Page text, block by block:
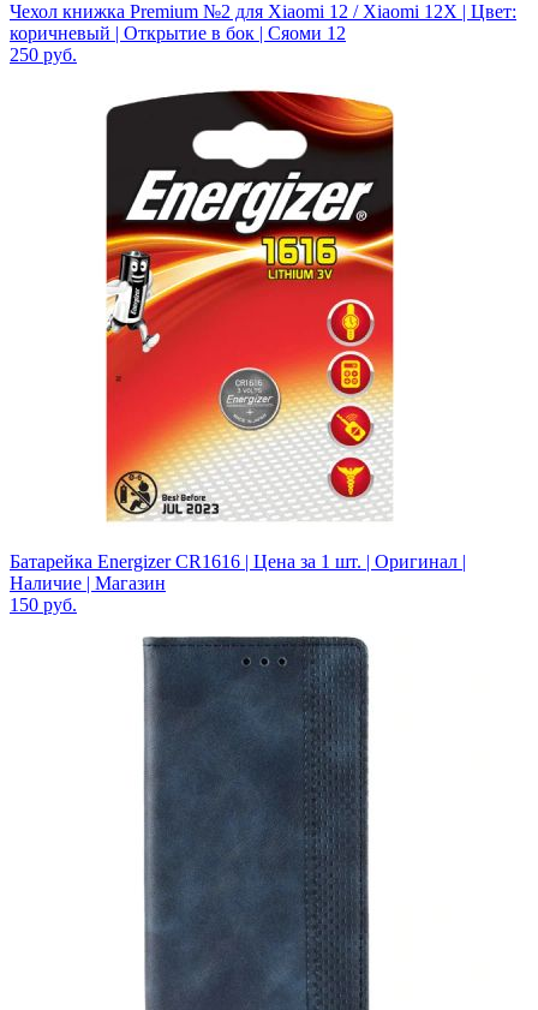
Чехол книжка Premium №2 для Xiaomi 12 / Xiaomi 12X | Цвет:
коричневый | Открытие в бок | Сяоми 12
250 руб.
Батарейка Energizer CR1616 | Цена за 1 шт. | Оригинал |
Наличие | Магазин
150 руб.